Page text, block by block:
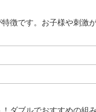
徴です。お子様や刺激